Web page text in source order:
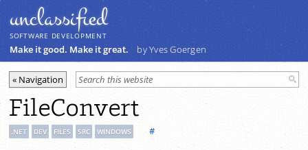
unclassiﬁed
SOFTWARE DEVELOPMENT
Make it good. Make it great. by Yves Goergen
FileConvert
.NET DEV FILES SRC WINDOWS #